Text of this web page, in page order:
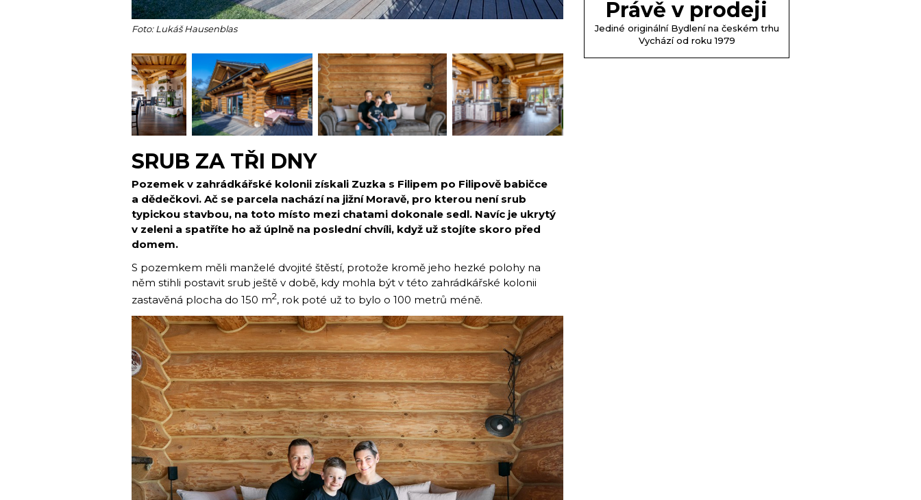
Foto: Lukáš Hausenblas
SRUB ZA TŘI DNY
Pozemek v zahrádkářské kolonii získali Zuzka s Filipem po Filipově babičce
a dědečkovi. Ač se parcela nachází na jižní Moravě, pro kterou není srub
typickou stavbou, na toto místo mezi chatami dokonale sedl. Navíc je ukrytý
v zeleni a spatříte ho až úplně na poslední chvíli, když už stojíte skoro před
domem.
S pozemkem měli manželé dvojité štěstí, protože kromě jeho hezké polohy na
něm stihli postavit srub ještě v době, kdy mohla být v této zahrádkářské kolonii
zastavěná plocha do 150 m2, rok poté už to bylo o 100 metrů méně.
Právě v prodeji
Jediné originální Bydlení na českém trhu
Vychází od roku 1979